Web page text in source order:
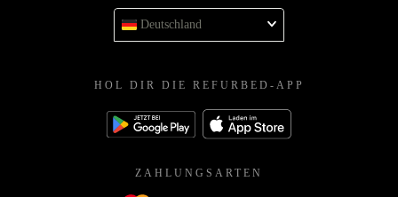
Deutschland
HOL DIR DIE REFURBED-APP
ZAHLUNGSARTEN